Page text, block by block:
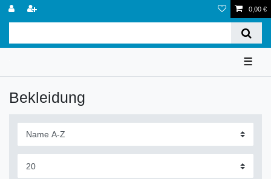
0,00 €
☰
Bekleidung